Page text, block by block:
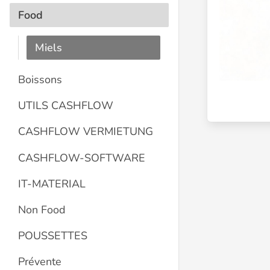
Food
Miels
Boissons
UTILS CASHFLOW
CASHFLOW VERMIETUNG
CASHFLOW-SOFTWARE
IT-MATERIAL
Non Food
POUSSETTES
Prévente